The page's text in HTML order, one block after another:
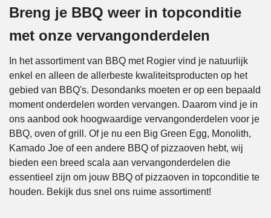
Breng je BBQ weer in topconditie
met onze vervangonderdelen
In het assortiment van BBQ met Rogier vind je natuurlijk
enkel en alleen de allerbeste kwaliteitsproducten op het
gebied van BBQ's. Desondanks moeten er op een bepaald
moment onderdelen worden vervangen. Daarom vind je in
ons aanbod ook hoogwaardige vervangonderdelen voor je
BBQ, oven of grill. Of je nu een Big Green Egg, Monolith,
Kamado Joe of een andere BBQ of pizzaoven hebt, wij
bieden een breed scala aan vervangonderdelen die
essentieel zijn om jouw BBQ of pizzaoven in topconditie te
houden. Bekijk dus snel ons ruime assortiment!